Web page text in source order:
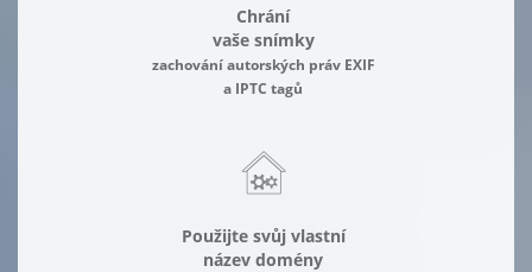
Chrání
vaše snímky
zachování autorských práv EXIF
a IPTC tagů
Použijte svůj vlastní
název domény